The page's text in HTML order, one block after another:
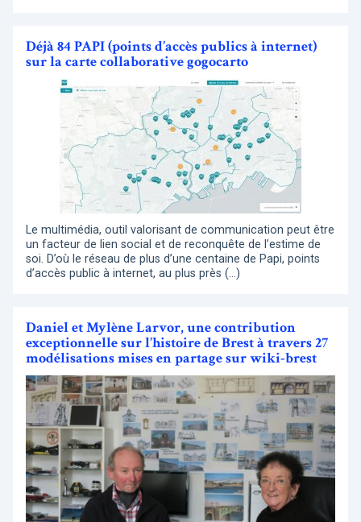
Déjà 84 PAPI (points d’accès publics à internet)
sur la carte collaborative gogocarto
Le multimédia, outil valorisant de communication peut être
un facteur de lien social et de reconquête de l’estime de
soi. D’où le réseau de plus d’une centaine de Papi, points
d’accès public à internet, au plus près (…)
Daniel et Mylène Larvor, une contribution
exceptionnelle sur l’histoire de Brest à travers 27
modélisations mises en partage sur wiki-brest